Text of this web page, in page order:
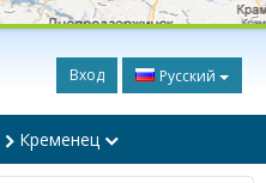
Вход Русский
Кременец